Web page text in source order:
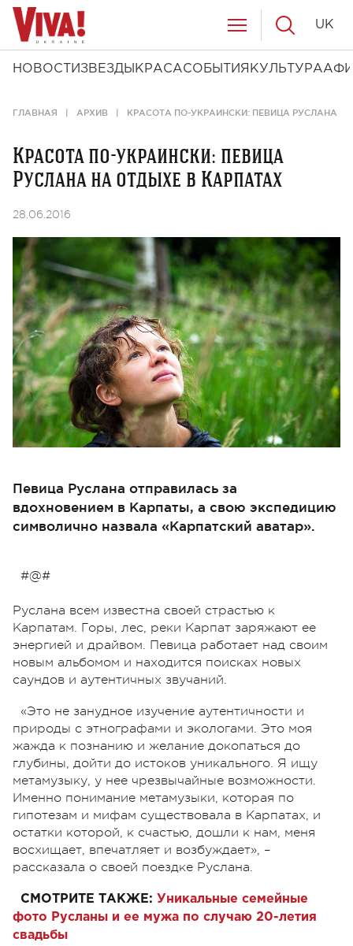
НОВОСТИ ЗВЕЗДЫ КРАСАСОБЫТИЯ КУЛЬТУРА
UK
ГЛАВНАЯ АРХИВ КРАСОТА ПО-УКРАИНСКИ: ПЕВИЦА РУСЛАНА
Красота по-украински: певица
Руслана на отдыхе в Карпатах
28.06.2016
Певица Руслана отправилась за
вдохновением в Карпаты, а свою экспедицию
символично назвала «Карпатский аватар».
#@#
Руслана всем известна своей страстью к
Карпатам. Горы, лес, реки Карпат заряжают ее
энергией и драйвом. Певица работает над своим
новым альбомом и находится поисках новых
саундов и аутентичных звучаний.
«Это не занудное изучение аутентичности и
природы с этнографами и экологами. Это моя
жажда к познанию и желание докопаться до
глубины, дойти до истоков уникального. Я ищу
метамузыку, у нее чрезвычайные возможности.
Именно понимание метамузыки, которая по
гипотезам и мифам существовала в Карпатах, и
остатки которой, к счастью, дошли к нам, меня
восхищает, впечатляет и возбуждает», –
рассказала о своей поездке Руслана.
СМОТРИТЕ ТАКЖЕ: Уникальные семейные
фото Русланы и ее мужа по случаю 20-летия
свадьбы